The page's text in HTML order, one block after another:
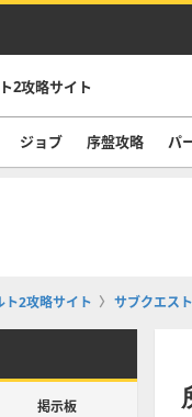
2攻略サイト
ジョブ 序盤攻略 パ
ト2攻略サイト サブクエスト
掲示板